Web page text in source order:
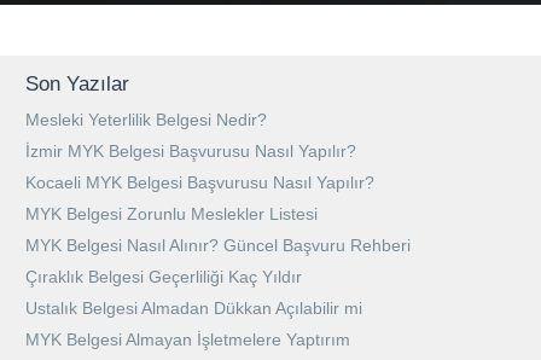
Son Yazılar
Mesleki Yeterlilik Belgesi Nedir?
İzmir MYK Belgesi Başvurusu Nasıl Yapılır?
Kocaeli MYK Belgesi Başvurusu Nasıl Yapılır?
MYK Belgesi Zorunlu Meslekler Listesi
MYK Belgesi Nasıl Alınır? Güncel Başvuru Rehberi
Çıraklık Belgesi Geçerliliği Kaç Yıldır
Ustalık Belgesi Almadan Dükkan Açılabilir mi
MYK Belgesi Almayan İşletmelere Yaptırım